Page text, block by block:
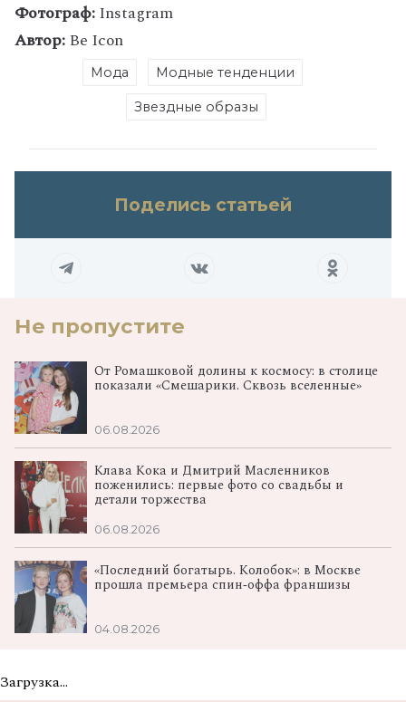
Фотограф:Instagram
Автор:Be Icon
Мода Модные тенденции
Звездные образы
Поделись статьей
Не пропустите
От Ромашковой долины к космосу: в столице
показали «Смешарики. Сквозь вселенные»
06.08.2026
Клава Кока и Дмитрий Масленников
поженились: первые фото со свадьбы и
детали торжества
06.08.2026
«Последний богатырь. Колобок»: в Москве
прошла премьера спин‑оффа франшизы
04.08.2026
Загрузка...